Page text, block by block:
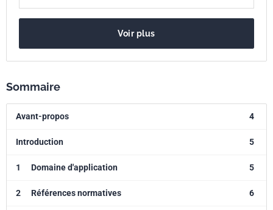
Voir plus
Sommaire
Avant-propos 4
Introduction 5
1 Domaine d'application 5
2 Références normatives 6